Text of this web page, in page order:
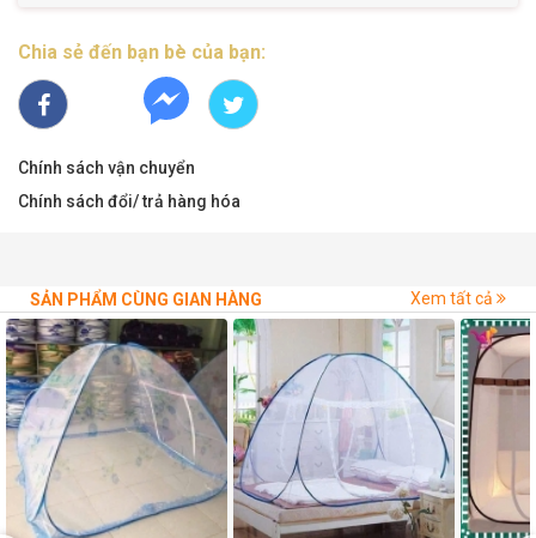
Chia sẻ đến bạn bè của bạn:
Chính sách vận chuyển
Chính sách đổi/ trả hàng hóa
SẢN PHẨM CÙNG GIAN HÀNG Xem tất cả